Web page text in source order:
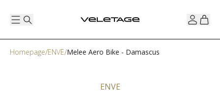
Homepage ENVE Melee Aero Bike - Damascus
ENVE